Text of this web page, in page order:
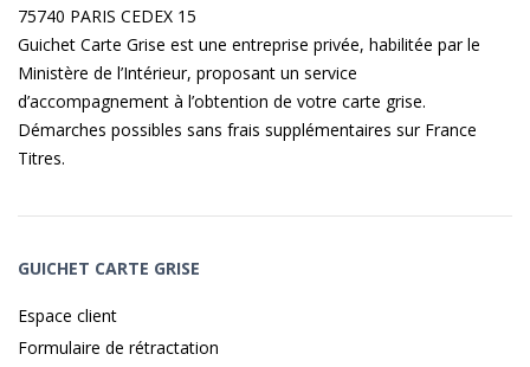
75740 PARIS CEDEX 15
Guichet Carte Grise est une entreprise privée, habilitée par le
Ministère de l’Intérieur, proposant un service
d’accompagnement à l’obtention de votre carte grise.
Démarches possibles sans frais supplémentaires sur France
Titres.
GUICHET CARTE GRISE
Espace client
Formulaire de rétractation